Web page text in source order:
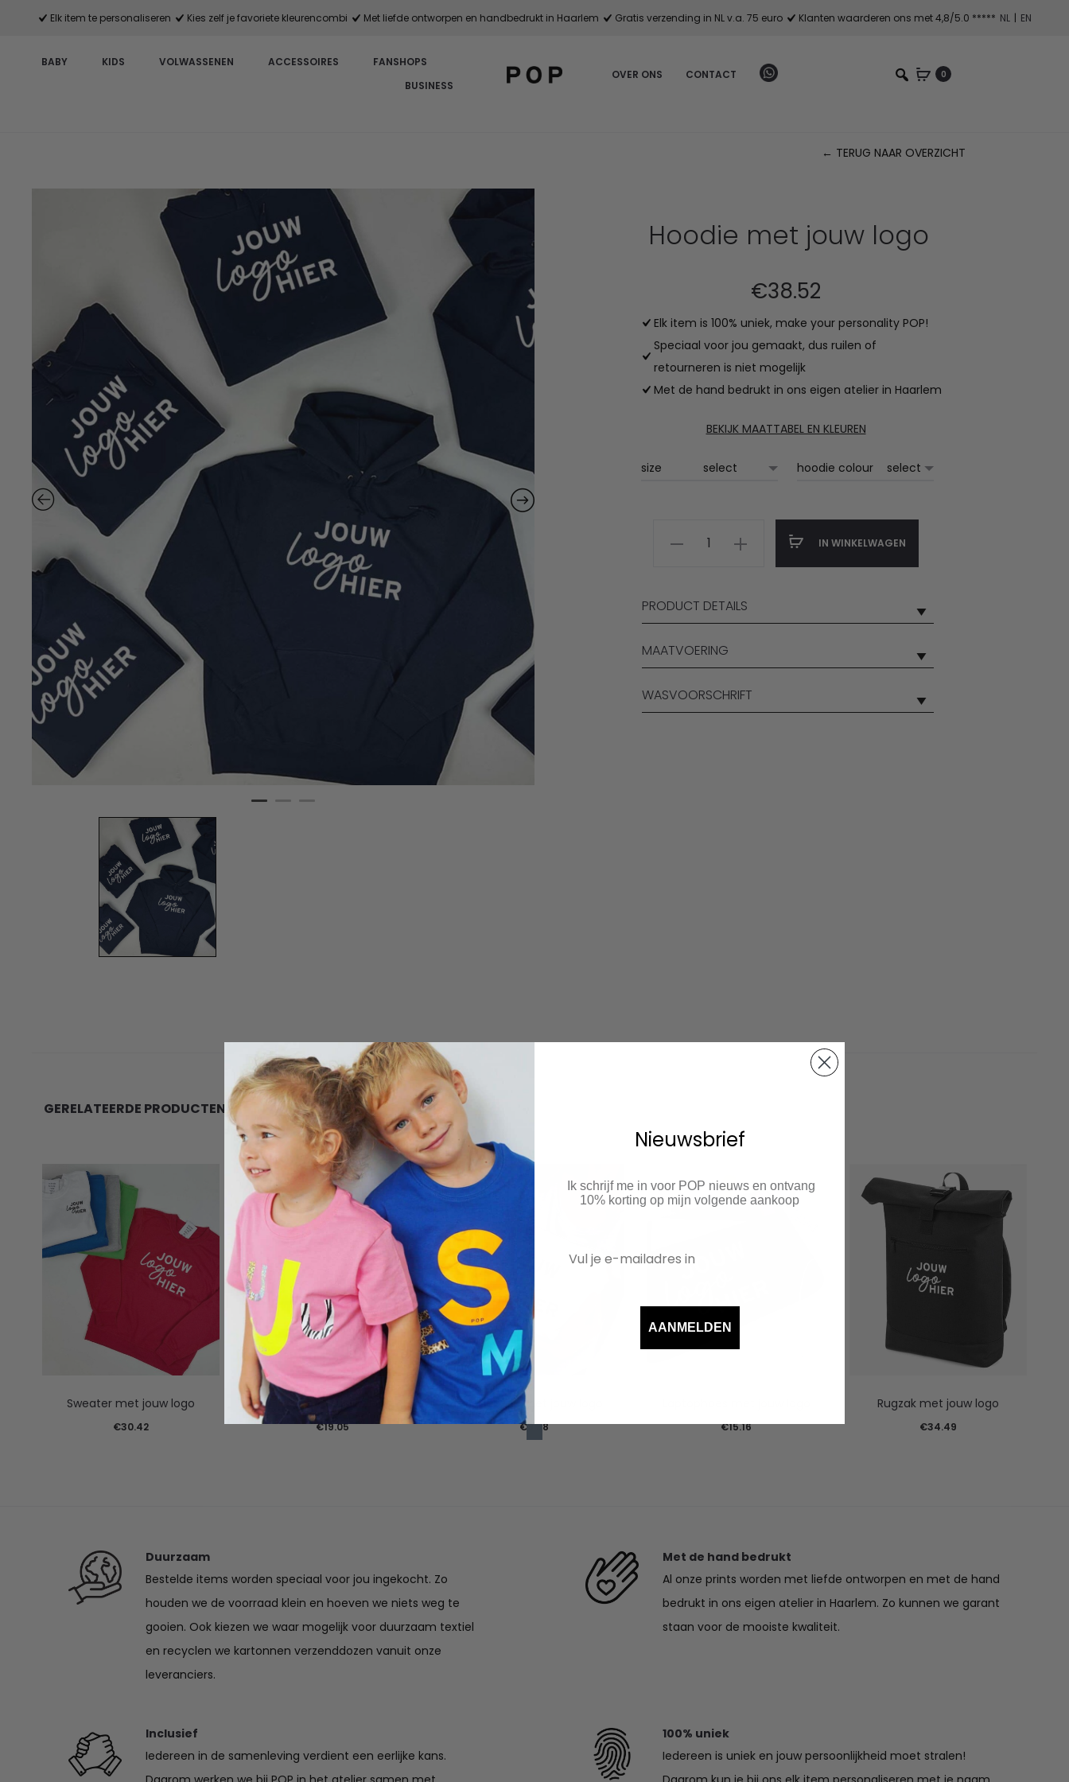
Elk item te personaliseren Kies zelf je favoriete kleurencombi Met liefde ontworpen en handbedrukt in Haarlem Gratis verzending in NL v.a. 75 euro Klanten waarderen ons met 4,8/5.0 ***** NL | EN
BABY KIDS VOLWASSENEN ACCESSOIRES
FANSHOPS
BUSINESS
OVER ONS CONTACT 0
← TERUG NAAR OVERZICHT
Hoodie met jouw logo
€38.52
Elk item is 100% uniek, make your personality POP!
Speciaal voor jou gemaakt, dus ruilen of
retourneren is niet mogelijk
Met de hand bedrukt in ons eigen atelier in Haarlem
BEKIJK MAATTABEL EN KLEUREN
size hoodie colour
logo
aantal
IN WINKELWAGEN
PRODUCT DETAILS
MAATVOERING
WASVOORSCHRIFT
GERELATEERDE PRODUCTEN
Sweater met jouw logo
€30.42
T-shirt met jouw logo
€19.05
Kabel etui met jouw logo
€9.38 €15.16
Rugzak met jouw logo
€34.49
Duurzaam
Bestelde items worden speciaal voor jou ingekocht. Zo
houden we de voorraad klein en hoeven we niets weg te
gooien. Ook kiezen we waar mogelijk voor duurzaam textiel
en recyclen we kartonnen verzenddozen vanuit onze
leveranciers.
Met de hand bedrukt
Al onze prints worden met liefde ontworpen en met de hand
bedrukt in ons eigen atelier in Haarlem. Zo kunnen we garant
staan voor de mooiste kwaliteit.
Inclusief
Iedereen in de samenleving verdient een eerlijke kans.
100% uniek
Iedereen is uniek en jouw persoonlijkheid moet stralen!
Nieuwsbrief
Ik schrijf me in voor POP nieuws en ontvang
10% korting op mijn volgende aankoop
AANMELDEN